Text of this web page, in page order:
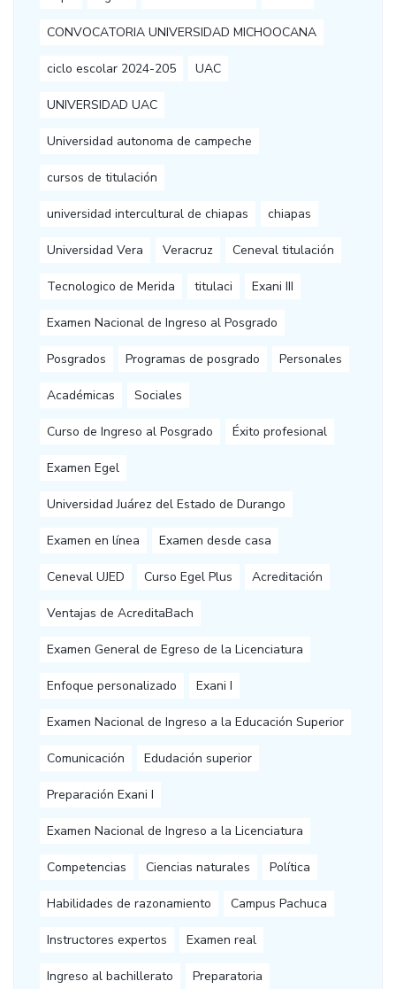
CONVOCATORIA UNIVERSIDAD MICHOOCANA
ciclo escolar 2024-205 UAC
UNIVERSIDAD UAC
Universidad autonoma de campeche
cursos de titulación
universidad intercultural de chiapas chiapas
Universidad Vera Veracruz Ceneval titulación
Tecnologico de Merida titulaci Exani III
Examen Nacional de Ingreso al Posgrado
Posgrados Programas de posgrado Personales
Académicas Sociales
Curso de Ingreso al Posgrado Éxito profesional
Examen Egel
Universidad Juárez del Estado de Durango
Examen en línea Examen desde casa
Ceneval UJED Curso Egel Plus Acreditación
Ventajas de AcreditaBach
Examen General de Egreso de la Licenciatura
Enfoque personalizado Exani I
Examen Nacional de Ingreso a la Educación Superior
Comunicación Edudación superior
Preparación Exani I
Examen Nacional de Ingreso a la Licenciatura
Competencias Ciencias naturales Política
Habilidades de razonamiento Campus Pachuca
Instructores expertos Examen real
Ingreso al bachillerato Preparatoria